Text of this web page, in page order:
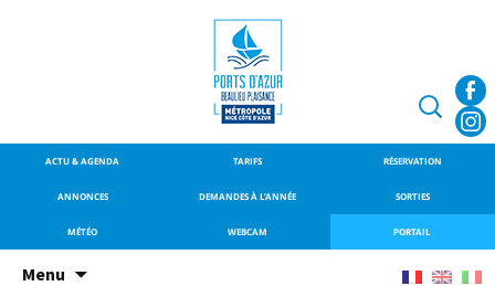
Port de Beaulieu-
sur-Mer
SITE OFFICIEL DU PORT DE
BEAULIEU-SUR-MER
ACTU & AGENDA TARIFS RÉSERVATION
ANNONCES DEMANDES À L’ANNÉE SORTIES
MÉTÉO WEBCAM PORTAIL
Menu